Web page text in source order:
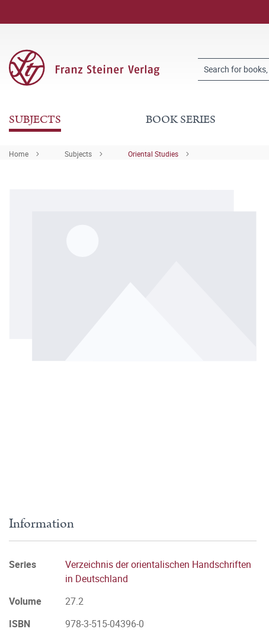
SUBJECTS BOOK SERIES
Home Subjects Oriental Studies
Information
Series
Verzeichnis der orientalischen Handschriften
in Deutschland
Volume
27.2
ISBN
978-3-515-04396-0